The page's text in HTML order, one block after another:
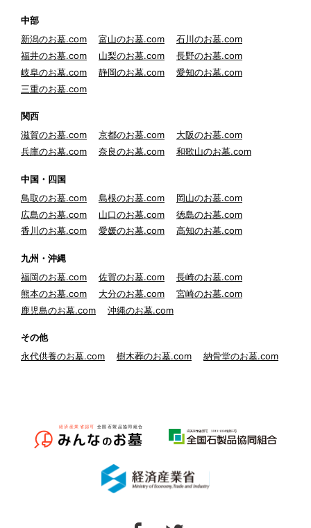
中部
新潟のお墓.com
富山のお墓.com
石川のお墓.com
福井のお墓.com
山梨のお墓.com
長野のお墓.com
岐阜のお墓.com
静岡のお墓.com
愛知のお墓.com
三重のお墓.com
関西
滋賀のお墓.com
京都のお墓.com
大阪のお墓.com
兵庫のお墓.com
奈良のお墓.com 和歌山のお墓.com
中国・四国
鳥取のお墓.com
島根のお墓.com
岡山のお墓.com
広島のお墓.com
山口のお墓.com
徳島のお墓.com
香川のお墓.com
愛媛のお墓.com 高知のお墓.com
九州・沖縄
福岡のお墓.com
佐賀のお墓.com
長崎のお墓.com
熊本のお墓.com
大分のお墓.com
宮崎のお墓.com
鹿児島のお墓.com
沖縄のお墓.com
その他
永代供養のお墓.com
樹木葬のお墓.com 納骨堂のお墓.com